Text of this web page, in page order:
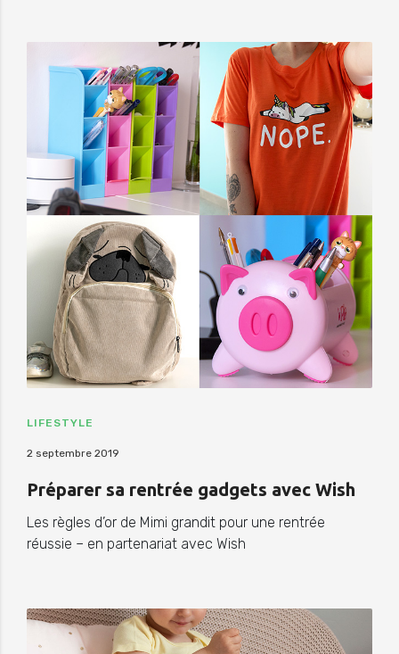
LIFESTYLE
2 septembre 2019
Préparer sa rentrée gadgets avec Wish
Les règles d’or de Mimi grandit pour une rentrée
réussie – en partenariat avec Wish